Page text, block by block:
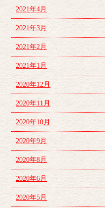
2021年4月
2021年3月
2021年2月
2021年1月
2020年12月
2020年11月
2020年10月
2020年9月
2020年8月
2020年6月
2020年5月